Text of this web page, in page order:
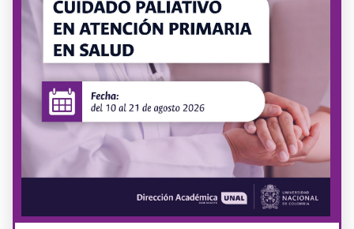
herramientas que la genómica nos da para
entender a los humanos y el ambiente y los riesgos
que estas herramientas implican.
Objetivos específicos
Brindar herramientas para entender las bases teóricas
detrás de los últimos avances en genómica.
Orientar a los estudiantes en la lectura y análisis
crítico de artículos primarios.
Guiar un debate abierto, con mentalidad científica,